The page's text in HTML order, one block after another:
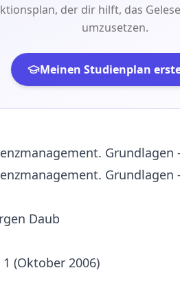
der dir hilft, das
umzusetzen.
Meinen Studienplan
Grundlagen
Grundlagen
Daub
(Oktober 2006)